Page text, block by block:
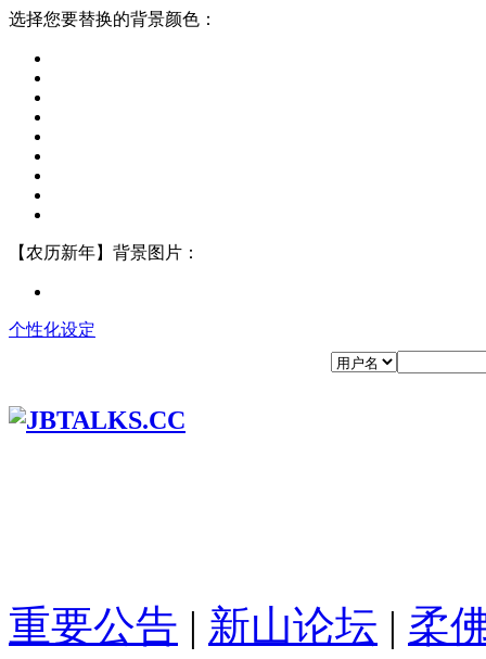
选择您要替换的背景颜色：
【农历新年】背景图片：
个性化设定
重要公告 | 新山论坛 | 柔